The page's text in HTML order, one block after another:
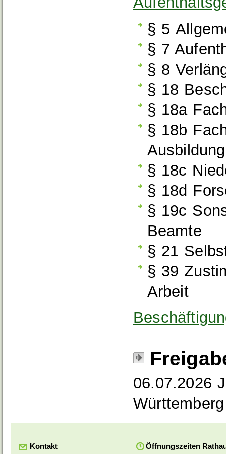
§ 5
§ 7
§ 8
§ 18
§ 18a
§ 18b
Ausbildung
§ 18c
§ 18d
§ 19c
Beamte
§ 21
§ 39
Arbeit
06.07.2026
Württemberg
Kontakt Öffnungszeiten